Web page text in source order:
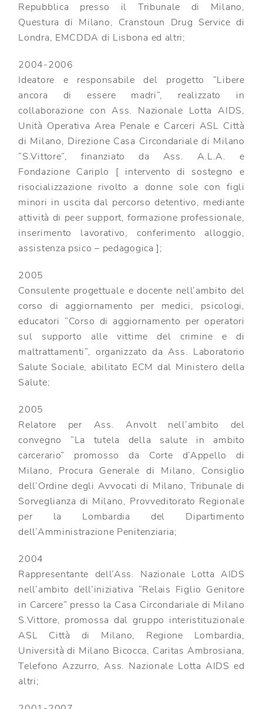
Repubblica presso il Tribunale di Milano,
Questura di Milano, Cranstoun Drug Service di
Londra, EMCDDA di Lisbona ed altri;
2004-2006
Ideatore e responsabile del progetto “Libere
ancora di essere madri”, realizzato in
collaborazione con Ass. Nazionale Lotta AIDS,
Unità Operativa Area Penale e Carceri ASL Città
di Milano, Direzione Casa Circondariale di Milano
“S.Vittore”, finanziato da Ass. A.L.A. e
Fondazione Cariplo [ intervento di sostegno e
risocializzazione rivolto a donne sole con figli
minori in uscita dal percorso detentivo, mediante
attività di peer support, formazione professionale,
inserimento lavorativo, conferimento alloggio,
assistenza psico – pedagogica ];
2005
Consulente progettuale e docente nell’ambito del
corso di aggiornamento per medici, psicologi,
educatori “Corso di aggiornamento per operatori
sul supporto alle vittime del crimine e di
maltrattamenti”, organizzato da Ass. Laboratorio
Salute Sociale, abilitato ECM dal Ministero della
Salute;
2005
Relatore per Ass. Anvolt nell’ambito del
convegno “La tutela della salute in ambito
carcerario” promosso da Corte d’Appello di
Milano, Procura Generale di Milano, Consiglio
dell’Ordine degli Avvocati di Milano, Tribunale di
Sorveglianza di Milano, Provveditorato Regionale
per la Lombardia del Dipartimento
dell’Amministrazione Penitenziaria;
2004
Rappresentante dell’Ass. Nazionale Lotta AIDS
nell’ambito dell’iniziativa “Relais Figlio Genitore
in Carcere” presso la Casa Circondariale di Milano
S.Vittore, promossa dal gruppo interistituzionale
ASL Città di Milano, Regione Lombardia,
Università di Milano Bicocca, Caritas Ambrosiana,
Telefono Azzurro, Ass. Nazionale Lotta AIDS ed
altri;